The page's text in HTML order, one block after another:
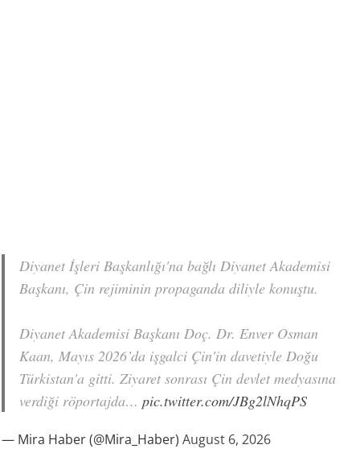
Diyanet İşleri Başkanlığı'na bağlı Diyanet Akademisi
Başkanı, Çin rejiminin propaganda diliyle konuştu.
Diyanet Akademisi Başkanı Doç. Dr. Enver Osman
Kaan, Mayıs 2026’da işgalci Çin'in davetiyle Doğu
Türkistan'a gitti. Ziyaret sonrası Çin devlet medyasına
verdiği röportajda…pic.twitter.com/JBg2lNhqPS
— Mira Haber (@Mira_Haber)August 6, 2026